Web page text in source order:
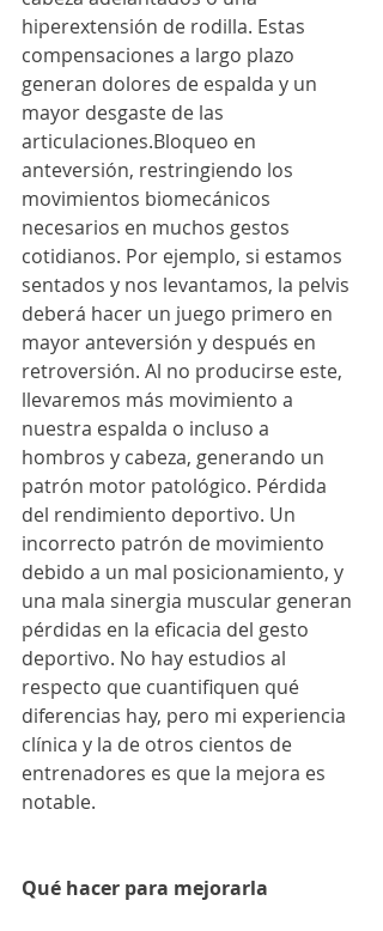
hiperextensión de rodilla. Estas
compensaciones a largo plazo
generan dolores de espalda y un
mayor desgaste de las
articulaciones.Bloqueo en
anteversión, restringiendo los
movimientos biomecánicos
necesarios en muchos gestos
cotidianos. Por ejemplo, si estamos
sentados y nos levantamos, la pelvis
deberá hacer un juego primero en
mayor anteversión y después en
retroversión. Al no producirse este,
llevaremos más movimiento a
nuestra espalda o incluso a
hombros y cabeza, generando un
patrón motor patológico. Pérdida
del rendimiento deportivo. Un
incorrecto patrón de movimiento
debido a un mal posicionamiento, y
una mala sinergia muscular generan
pérdidas en la eficacia del gesto
deportivo. No hay estudios al
respecto que cuantifiquen qué
diferencias hay, pero mi experiencia
clínica y la de otros cientos de
entrenadores es que la mejora es
notable.
Qué hacer para mejorarla